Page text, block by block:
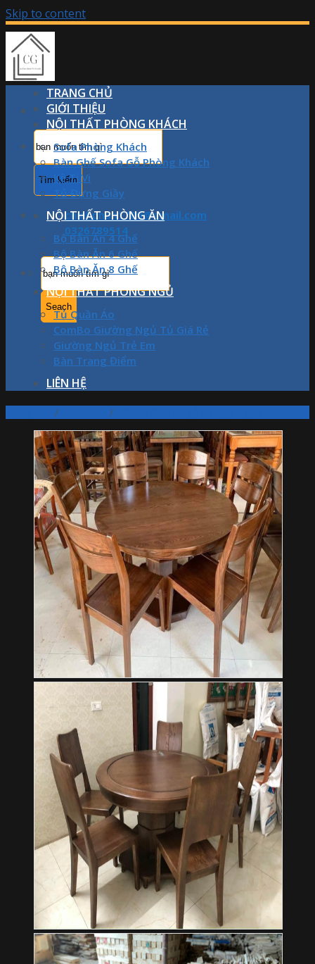
Skip to content
chinhphan1709@gmail.com
0326789514
TRANG CHỦ
GIỚI THIỆU
NỘI THẤT PHÒNG KHÁCH
Sofa Phòng Khách
Bàn Ghế Sofa Gỗ Phòng Khách
Kệ Ti Vi
Tủ Đựng Giầy
NỘI THẤT PHÒNG ĂN
Bộ Bàn Ăn 4 Ghế
Bộ Bàn Ăn 6 Ghế
Bộ Bàn Ăn 8 Ghế
NỘI THẤT PHÒNG NGỦ
Tủ Quần Áo
ComBo Giường Ngủ Tủ Giá Rẻ
Giường Ngủ Trẻ Em
Bàn Trang Điểm
LIÊN HỆ
/ /